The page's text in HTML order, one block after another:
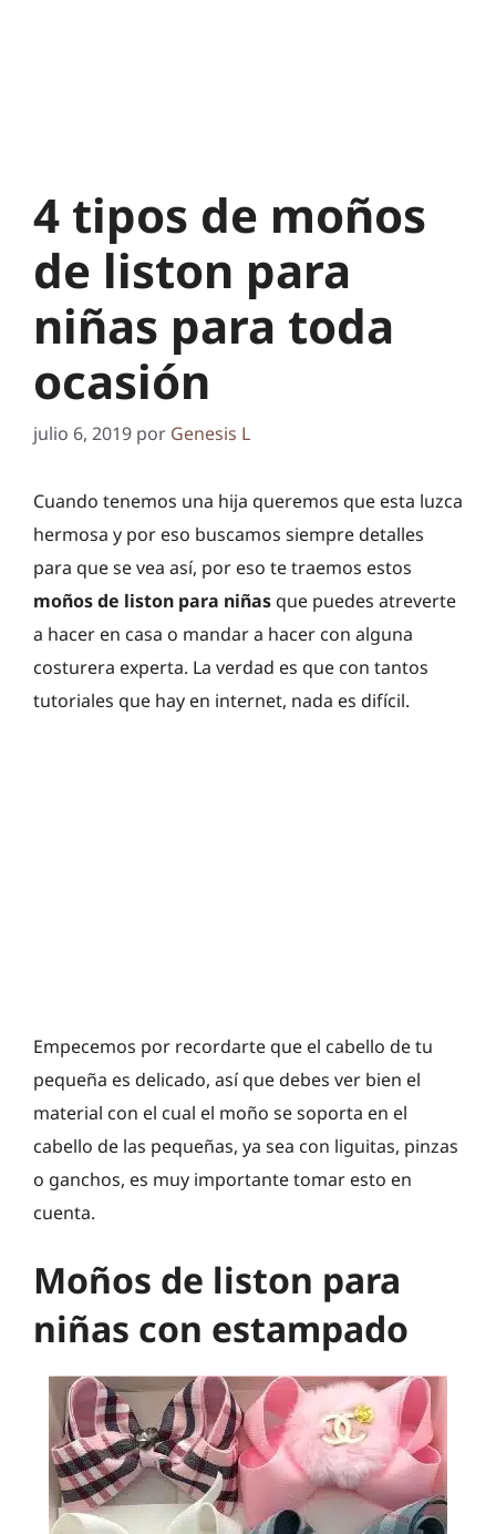
4 tipos de moños
de liston para
niñas para toda
ocasión
julio 6, 2019 por Genesis L
Cuando tenemos una hija queremos que esta luzca
hermosa y por eso buscamos siempre detalles
para que se vea así, por eso te traemos estos
moños de liston para niñas que puedes atreverte
a hacer en casa o mandar a hacer con alguna
costurera experta. La verdad es que con tantos
tutoriales que hay en internet, nada es difícil.
Empecemos por recordarte que el cabello de tu
pequeña es delicado, así que debes ver bien el
material con el cual el moño se soporta en el
cabello de las pequeñas, ya sea con liguitas, pinzas
o ganchos, es muy importante tomar esto en
cuenta.
Moños de liston para
niñas con estampado